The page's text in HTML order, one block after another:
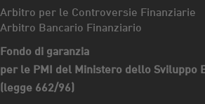
Arbitro per le Controversie Finanziarie
Arbitro Bancario Finanziario
Fondo di garanzia
per le PMI del Ministero dello Sviluppo
(legge 662/96)